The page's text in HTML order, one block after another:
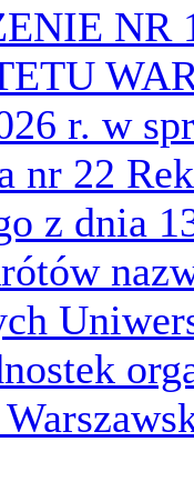
NR
r. w
nr 22
z dnia